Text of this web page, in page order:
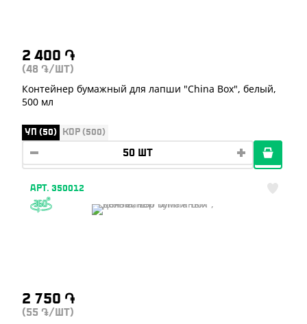
2 400 ֏
(48 ֏/ШТ)
Контейнер бумажный для лапши "China Box", белый,
500 мл
УП (50) КОР (500)
АРТ. 350012
2 750 ֏
(55 ֏ /ШТ)